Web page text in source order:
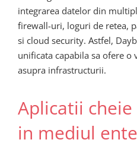
integrarea datelor din
firewall-uri, loguri de retea,
si cloud security. Astfel,
unificata capabila sa ofere o
asupra infrastructurii.
Aplicatii
in mediul